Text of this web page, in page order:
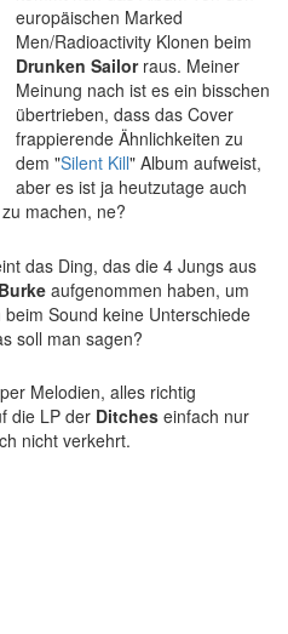
europäischen Marked
Men/Radioactivity Klonen beim
Drunken Sailorraus. Meiner
Meinung nach ist es ein bisschen
übertrieben, dass das Cover
frappierende Ähnlichkeiten zu
dem "Silent Kill" Album aufweist,
aber es ist ja heutzutage auch
machen, ne?
das Ding, das die 4 Jungs aus
aufgenommen haben, um
Sound keine Unterschiede
soll man sagen?
Melodien, alles richtig
die LP der Ditches einfach nur
nicht verkehrt.